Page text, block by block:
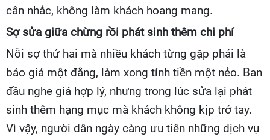
cân nhắc, không làm khách hoang mang.
Sợ sửa giữa chừng rồi phát sinh thêm chi phí
Nỗi sợ thứ hai mà nhiều khách từng gặp phải là
báo giá một đằng, làm xong tính tiền một nẻo. Ban
đầu nghe giá hợp lý, nhưng trong lúc sửa lại phát
sinh thêm hạng mục mà khách không kịp trở tay.
Vì vậy, người dân ngày càng ưu tiên những dịch vụ